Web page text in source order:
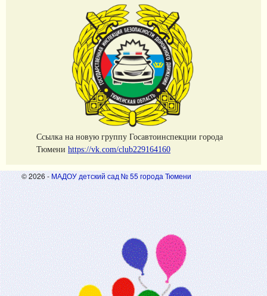
Cсылка на новую группу Госавтоинспекции города
Тюмени https://vk.com/club229164160
© 2026 -МАДОУ детский сад № 55 города Тюмени